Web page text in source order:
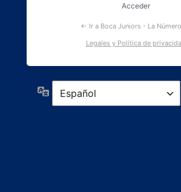
Acceder
← Ir a Boca Juniors - La
Legales y Política de
Idioma